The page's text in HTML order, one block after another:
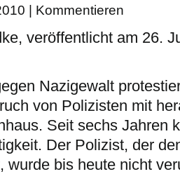
| Kommentieren
veröffentlicht am 26.
Nazigewalt
von Polizisten mit
Seit sechs Jahren
Der Polizist, der
wurde bis heute nicht